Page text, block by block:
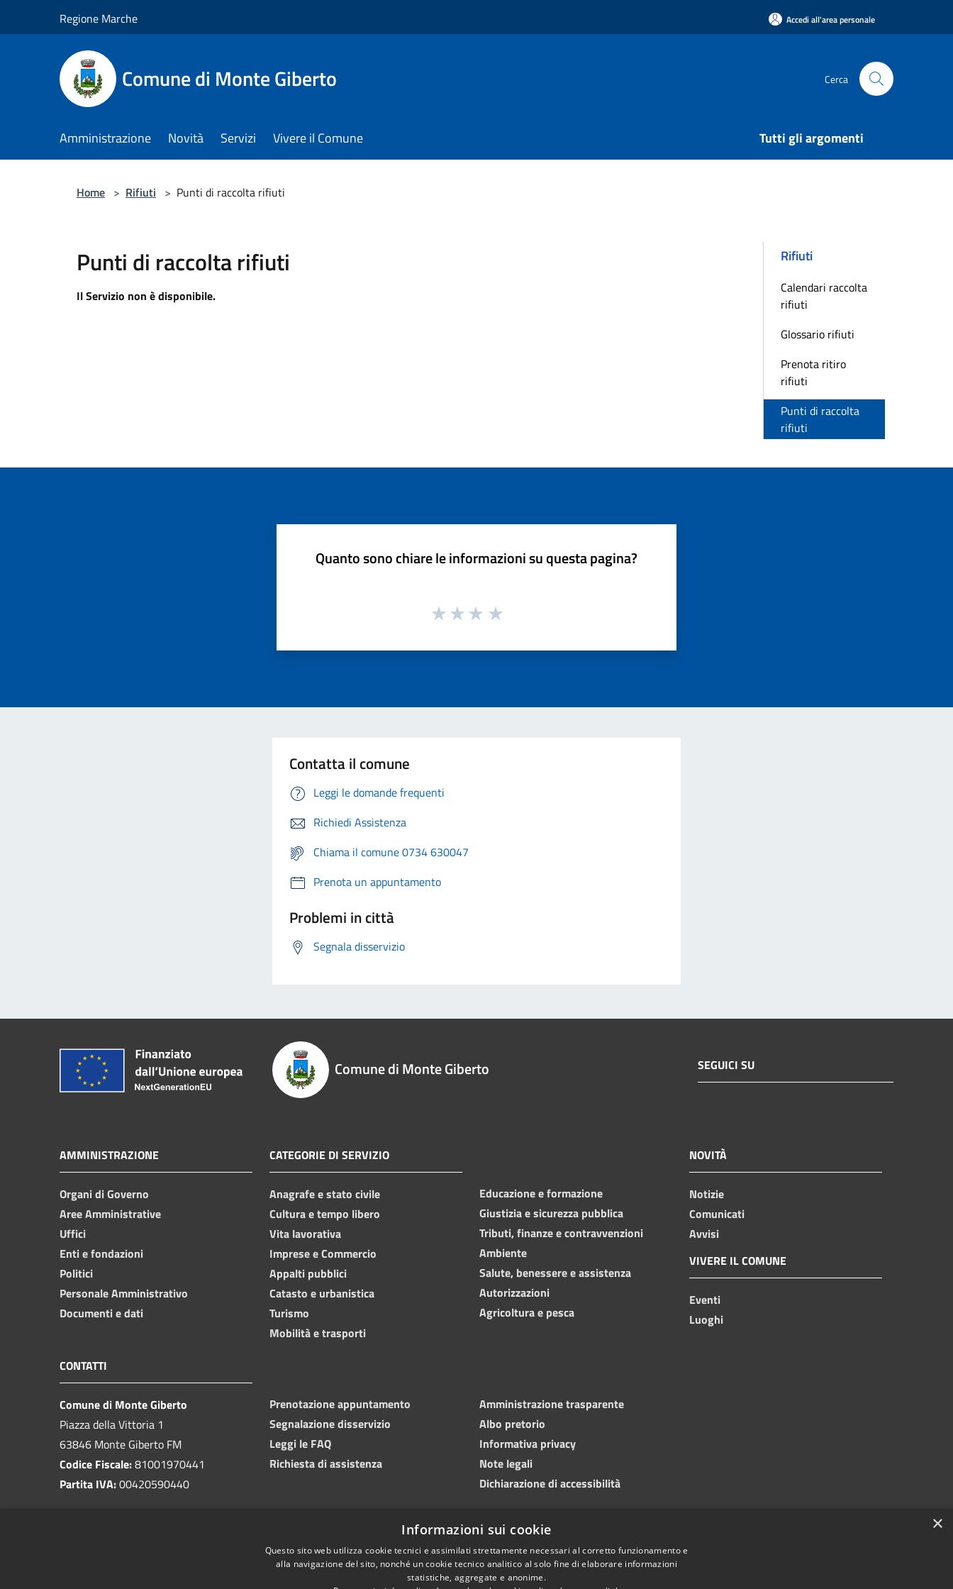
Regione Marche Accedi all'area personale
Comune di Monte Giberto Cerca
Amministrazione Novità Servizi Vivere il Comune Tutti gli argomenti
Home > Rifiuti > Punti di raccolta rifiuti
Punti di raccolta rifiuti
Il Servizio non è disponibile.
Rifiuti
Calendari raccolta
rifiuti
Glossario rifiuti
Prenota ritiro
rifiuti
Punti di raccolta
rifiuti
Quanto sono chiare le informazioni su questa pagina?
Contatta il comune
Leggi le domande frequenti
Richiedi Assistenza
Chiama il comune 0734 630047
Prenota un appuntamento
Problemi in città
Segnala disservizio
Comune di Monte Giberto SEGUICI SU
AMMINISTRAZIONE
Organi di Governo
Aree Amministrative
Uffici
Enti e fondazioni
Politici
Personale Amministrativo
Documenti e dati
CATEGORIE DI SERVIZIO
Anagrafe e stato civile
Cultura e tempo libero
Vita lavorativa
Imprese e Commercio
Appalti pubblici
Catasto e urbanistica
Turismo
Mobilità e trasporti
Educazione e formazione
Giustizia e sicurezza pubblica
Tributi, finanze e contravvenzioni
Ambiente
Salute, benessere e assistenza
Autorizzazioni
Agricoltura e pesca
NOVITÀ
Notizie
Comunicati
Avvisi
VIVERE IL COMUNE
Eventi
Luoghi
CONTATTI
Comune di Monte Giberto
Piazza della Vittoria 1
63846 Monte Giberto FM
Codice Fiscale:81001970441
Partita IVA:00420590440
Prenotazione appuntamento
Segnalazione disservizio
Leggi le FAQ
Richiesta di assistenza
Amministrazione trasparente
Albo pretorio
Informativa privacy
Note legali
Dichiarazione di accessibilità
×
Informazioni sui cookie
Questo sito web utilizza cookie tecnici e assimilati strettamente necessari al corretto funzionamento e
alla navigazione del sito, nonché un cookie tecnico analitico al solo fine di elaborare informazioni
statistiche, aggregate e anonime.